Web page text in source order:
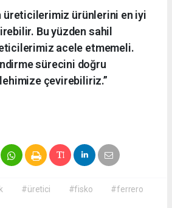
üreticilerimiz ürünlerini en iyi
Bu yüzden sahil
acele etmemeli.
sürecini doğru
çevirebiliriz.”
#üretici #fisko
#ferrero